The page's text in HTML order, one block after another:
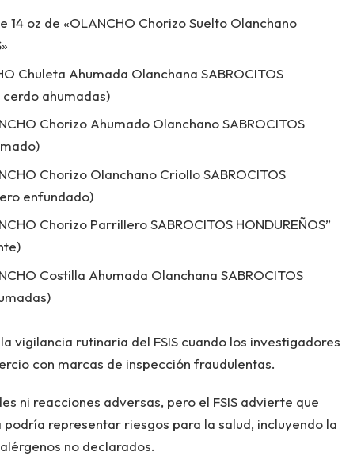
14 oz de «OLANCHO Chorizo ​​Suelto Olanchano
Chuleta Ahumada Olanchana SABROCITOS
cerdo ahumadas)
Chorizo ​​Ahumado Olanchano SABROCITOS
Chorizo ​​Olanchano Criollo SABROCITOS
enfundado)
Chorizo ​​Parrillero SABROCITOS HONDUREÑOS”
Costilla Ahumada Olanchana SABROCITOS
vigilancia rutinaria del FSIS cuando los investigadores
con marcas de inspección fraudulentas.
ni reacciones adversas, pero el FSIS advierte que
representar riesgos para la salud, incluyendo la
no declarados.